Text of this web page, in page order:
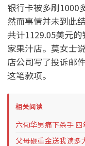
银行卡被多刷1000
然而事情并未到此
共计1129.05美元
家果汁店。莫女士
店公司写了投诉邮
这笔款项。
相关阅读
六旬华男痛下杀手
父母砸重金送我读